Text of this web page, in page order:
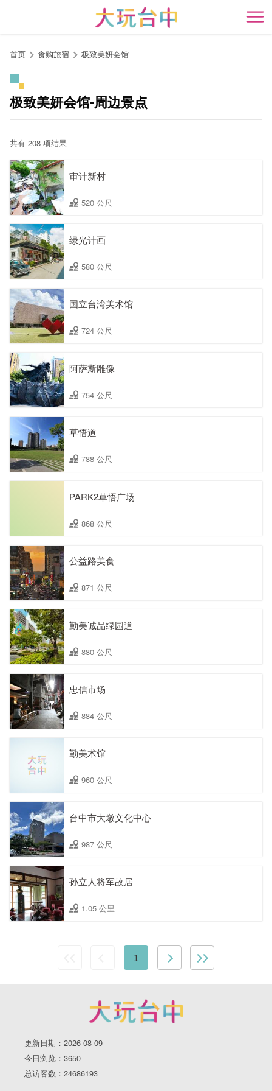
开
首页 食购旅宿 极致美妍会馆
极致美妍会馆-周边景点
共有 208 项结果
审计新村
520 公尺
绿光计画
580 公尺
国立台湾美术馆
724 公尺
阿萨斯雕像
754 公尺
草悟道
788 公尺
PARK2草悟广场
868 公尺
公益路美食
871 公尺
勤美诚品绿园道
880 公尺
忠信市场
884 公尺
勤美术馆
960 公尺
台中市大墩文化中心
987 公尺
孙立人将军故居
1.05 公里
1
更新日期：2026-08-09
今日浏览：3650
总访客数：24686193